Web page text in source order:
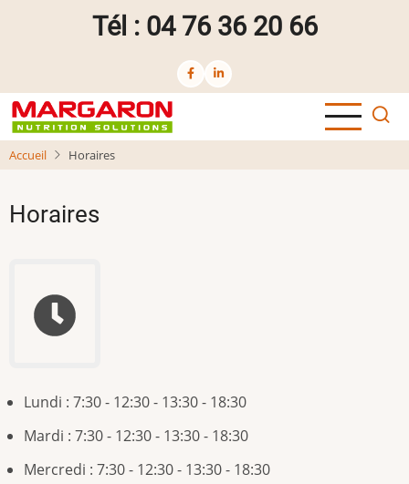
Tél : 04 76 36 20 66
Accueil Horaires
Horaires
Lundi : 7:30 - 12:30 - 13:30 - 18:30
Mardi : 7:30 - 12:30 - 13:30 - 18:30
Mercredi : 7:30 - 12:30 - 13:30 - 18:30